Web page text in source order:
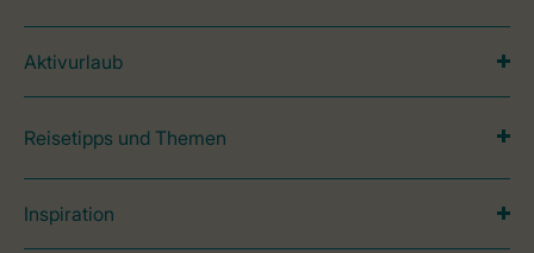
Aktivurlaub
Reisetipps und Themen
Inspiration